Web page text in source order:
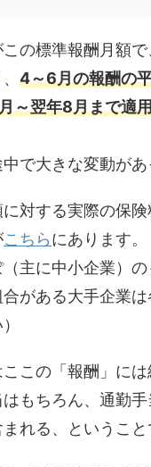
の標準報酬月額
4～6月の報酬の
～翌年8月まで適
中で大きな変動があ
対する実際の保
こちらにあります。
（主に中小企業）
がある大手企業
この「報酬」に
はもちろん、通勤
れる、ということ